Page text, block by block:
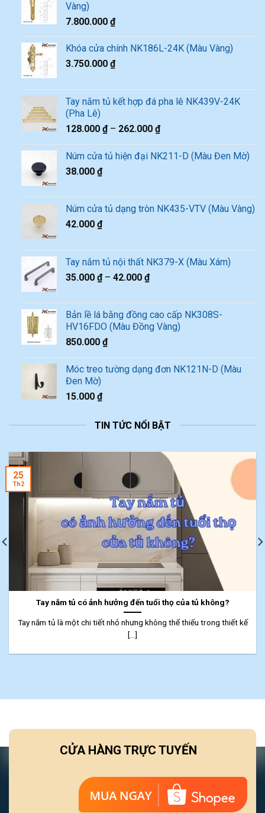
Vàng)
7.800.000 ₫
Khóa cửa chính NK186L-24K (Màu Vàng)
3.750.000 ₫
Tay nắm tủ kết hợp đá pha lê NK439V-24K
(Pha Lê)
128.000 ₫– 262.000 ₫
Núm cửa tủ hiện đại NK211-D (Màu Đen Mờ)
38.000 ₫
Núm cửa tủ dạng tròn NK435-VTV (Màu Vàng)
42.000 ₫
Tay nắm tủ nội thất NK379-X (Màu Xám)
35.000 ₫– 42.000 ₫
Bản lề lá bằng đồng cao cấp NK308S-
HV16FDO (Màu Đồng Vàng)
850.000 ₫
Móc treo tường dạng đơn NK121N-D (Màu
Đen Mờ)
15.000 ₫
TIN TỨC NỔI BẬT
Tay nắm tủ có ảnh hưởng đến tuổi thọ của tủ không?
Tay nắm tủ là một chi tiết nhỏ nhưng không thể thiếu trong thiết kế
[...]
25
Th2
CỬA HÀNG TRỰC TUYẾN